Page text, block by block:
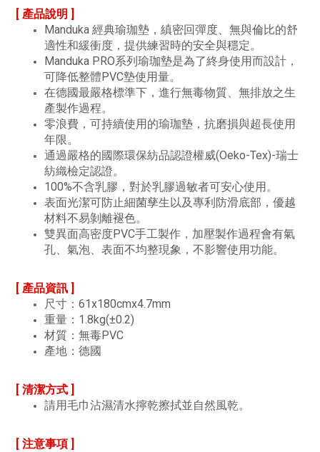
[ 產品說明 ]
Manduka 經典瑜珈墊，縝密回彈度、無與倫比的舒
適性和緩衝度，提供練習時的安全與穩定。
Manduka PRO系列瑜珈墊是為了終身使用而設計，
可降低整體PVC墊使用量。
在德國最嚴格標準下，進行無毒物質、無排放之生
產製作過程。
零浪費，可持續使用的瑜珈墊，抗磨損與超長使用
年限。
通過嚴格的國際環保紡品認證權威(Oeko-Tex)-瑞士
紡織檢定認證。
100%不含乳膠，對於乳膠過敏者可安心使用。
表面光潔可防止細菌孳生以及專利防滑底部，優越
材料不易剝離褪色。
雙異面高密度PVC手工製作，加壓製作過程會有氣
孔、氣泡、表面不均整現象，不影響使用功能。
[ 產品資訊 ]
尺寸：61x180cmx4.7mm
重量：1.8kg(±0.2)
材質：無毒PVC
產地：德國
[ 清潔方式 ]
請用毛巾沾濕清水擰乾擦拭並自然風乾。
[ 注意事項 ]